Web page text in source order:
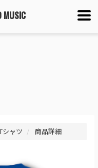
MUSIC
シャツ 商品詳細